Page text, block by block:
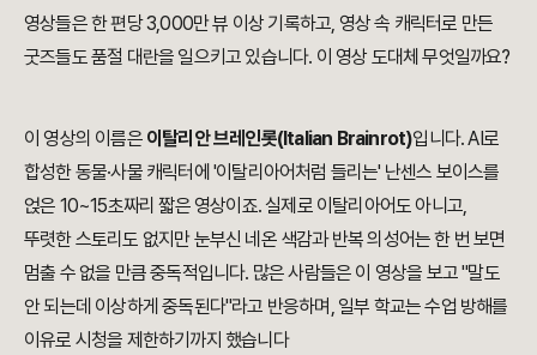
영상들은 한 편당 3,000만 뷰 이상 기록하고, 영상 속 캐릭터로 만든
굿즈들도 품절 대란을 일으키고 있습니다. 이 영상 도대체 무엇일까요?
이 영상의 이름은 이탈리안 브레인롯(Italian Brainrot)입니다. AI로
합성한 동물·사물 캐릭터에 '이탈리아어처럼 들리는' 난센스 보이스를
얹은 10~15초짜리 짧은 영상이죠. 실제로 이탈리아어도 아니고,
뚜렷한 스토리도 없지만 눈부신 네온 색감과 반복 의성어는 한 번 보면
멈출 수 없을 만큼 중독적입니다. 많은 사람들은 이 영상을 보고 "말도
안 되는데 이상하게 중독된다"라고 반응하며, 일부 학교는 수업 방해를
이유로 시청을 제한하기까지 했습니다